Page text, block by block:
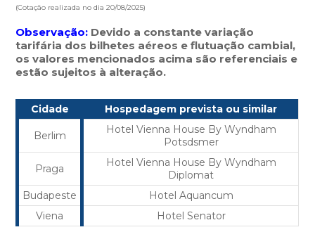
(Cotação realizada no dia 20/08/2025)
Observação: Devido a constante variação
tarifária dos bilhetes aéreos e flutuação cambial,
os valores mencionados acima são referenciais e
estão sujeitos à alteração.
Cidade Hospedagem prevista ou similar
Berlim
Hotel Vienna House By Wyndham
Potsdsmer
Praga
Hotel Vienna House By Wyndham
Diplomat
Budapeste
Hotel Aquancum
Viena
Hotel Senator